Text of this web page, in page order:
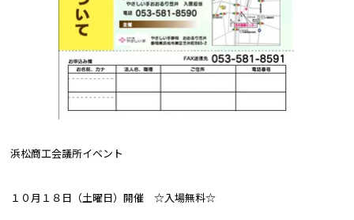
浜松商工会議所イベント
１０月１８日（土曜日）開催 ☆入場無料☆